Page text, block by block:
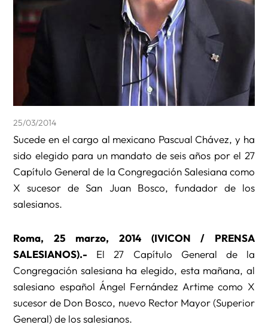
25/03/2014
Sucede en el cargo al mexicano Pascual Chávez, y ha
sido elegido para un mandato de seis años por el 27
Capítulo General de la Congregación Salesiana como
X sucesor de San Juan Bosco, fundador de los
salesianos.
Roma, 25 marzo, 2014 (IVICON / PRENSA
SALESIANOS).- El 27 Capítulo General de la
Congregación salesiana ha elegido, esta mañana, al
salesiano español Ángel Fernández Artime como X
sucesor de Don Bosco, nuevo Rector Mayor (Superior
General) de los salesianos.